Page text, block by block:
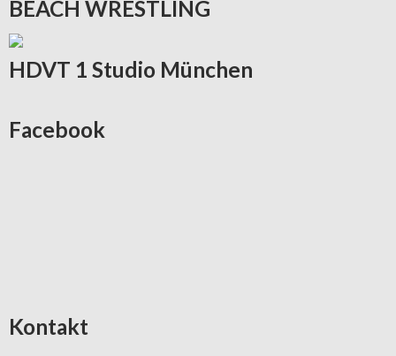
BEACH WRESTLING
HDVT 1 Studio München
Facebook
Kontakt